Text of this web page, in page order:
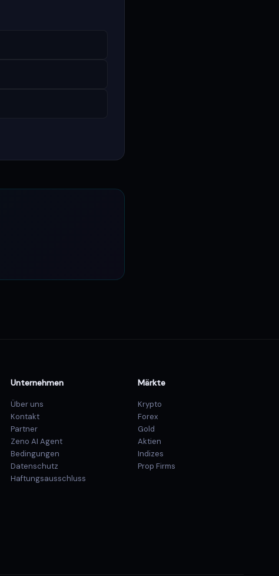
Unternehmen
Über uns
Kontakt
Partner
Zeno AI Agent
Bedingungen
Datenschutz
Haftungsausschluss
Märkte
Krypto
Forex
Gold
Aktien
Indizes
Prop Firms